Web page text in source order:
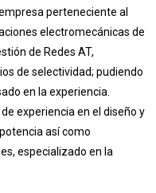
empresa perteneciente al
electromecánicas de
de Redes AT,
de selectividad; pudiendo
en la experiencia.
experiencia en el diseño y
así como
especializado en la